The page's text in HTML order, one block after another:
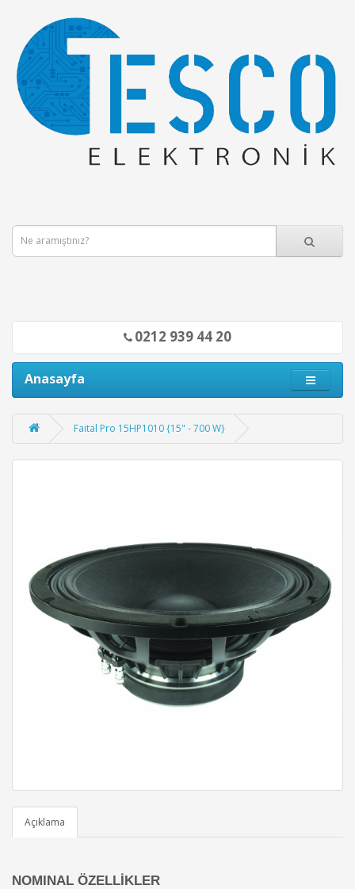
0212 939 44 20
Anasayfa
Faital Pro 15HP1010 {15" - 700 W}
Açıklama
NOMINAL ÖZELLİKLER